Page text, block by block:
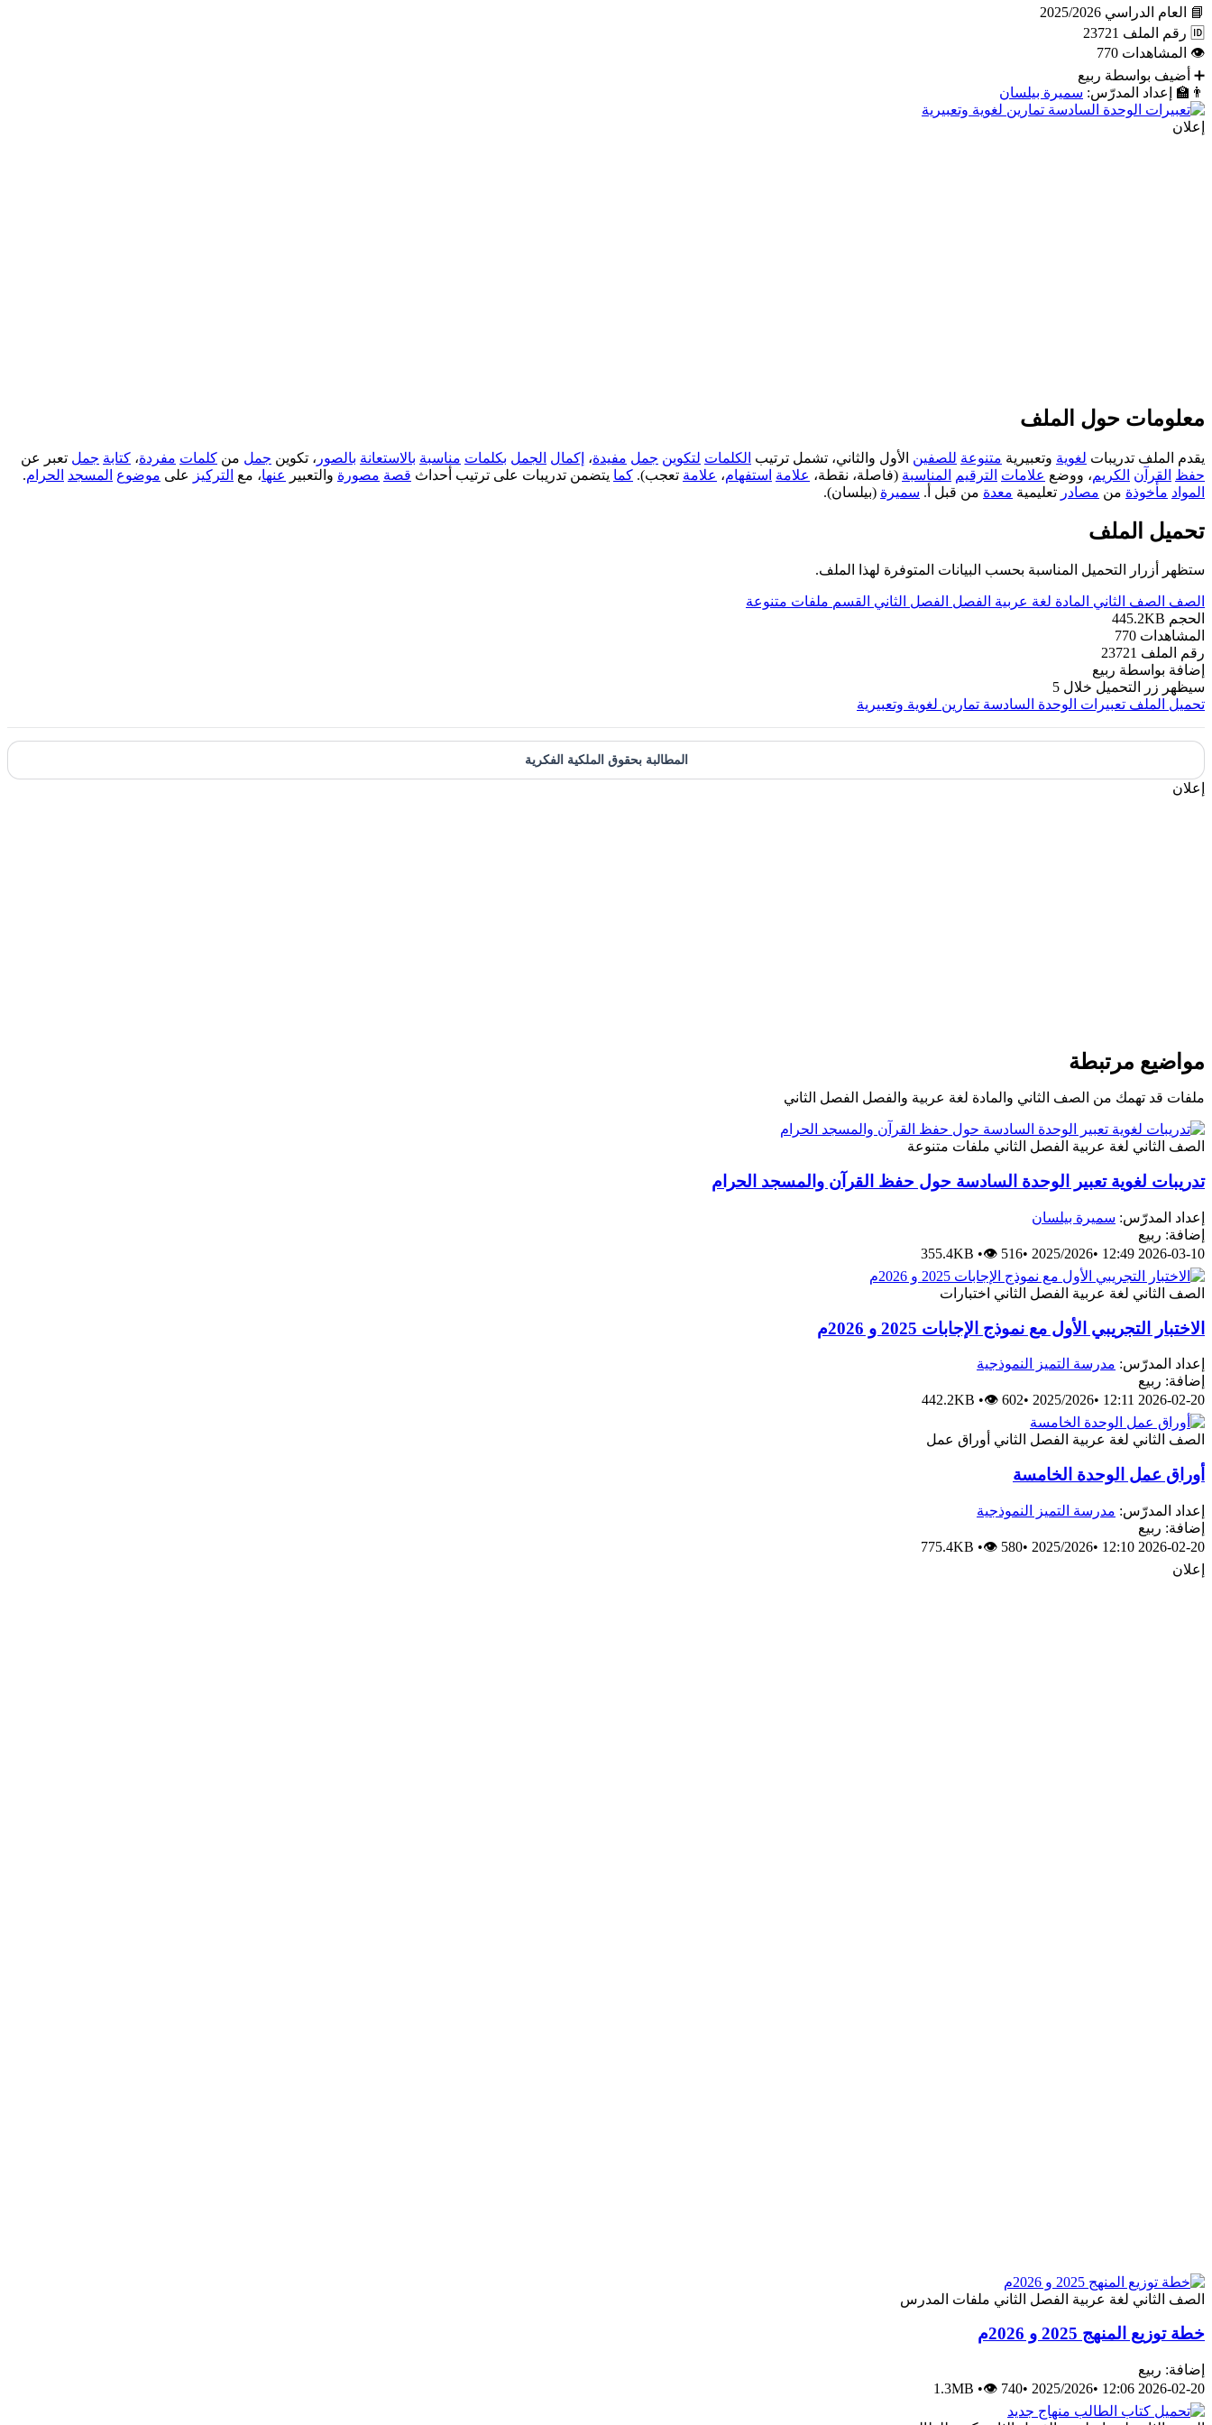
📘 العام الدراسي 2025/2026
🆔 رقم الملف 23721
👁 المشاهدات 770
➕ أضيف بواسطة ربيع
👨‍🏫
إعداد المدرّس: سميرة بيلسان
إعلان
معلومات حول الملف
يقدم الملف تدريبات لغوية وتعبيرية متنوعة للصفين الأول والثاني، تشمل ترتيب الكلمات لتكوين جمل مفيدة، إكمال الجمل بكلمات مناسبة بالاستعانة بالصور ، تكوين جمل من كلمات مفردة، كتابة جمل تعبر عن
حفظ القرآن الكريم، ووضع علامات الترقيم المناسبة (فاصلة، نقطة، علامة استفهام، علامة تعجب). كما يتضمن تدريبات على ترتيب أحداث قصة مصورة والتعبير عنها، مع التركيز على موضوع المسجد الحرام.
المواد مأخوذة من مصادر تعليمية معدة من قبل أ. سميرة (بيلسان).
تحميل الملف
ستظهر أزرار التحميل المناسبة بحسب البيانات المتوفرة لهذا الملف.
الصف الصف الثاني المادة لغة عربية الفصل الفصل الثاني القسم ملفات متنوعة
الحجم 445.2KB
المشاهدات 770
رقم الملف 23721
إضافة بواسطة ربيع
سيظهر زر التحميل خلال 5
تحميل الملف تعبيرات الوحدة السادسة تمارين لغوية وتعبيرية
المطالبة بحقوق الملكية الفكرية
إعلان
مواضيع مرتبطة
ملفات قد تهمك من الصف الثاني والمادة لغة عربية والفصل الفصل الثاني
الصف الثاني لغة عربية الفصل الثاني ملفات متنوعة
تدريبات لغوية تعبير الوحدة السادسة حول حفظ القرآن والمسجد الحرام
إعداد المدرّس: سميرة بيلسان
إضافة: ربيع
2026-03-10 12:49
•
2025/2026
•
355.4KB •👁 516
الصف الثاني لغة عربية الفصل الثاني اختبارات
الاختبار التجريبي الأول مع نموذج الإجابات 2025 و 2026م
إعداد المدرّس: مدرسة التميز النموذجية
إضافة: ربيع
2026-02-20 12:11
•
2025/2026
•
442.2KB •👁 602
الصف الثاني لغة عربية الفصل الثاني أوراق عمل
أوراق عمل الوحدة الخامسة
إعداد المدرّس: مدرسة التميز النموذجية
إضافة: ربيع
2026-02-20 12:10
•
2025/2026
•
775.4KB •👁 580
إعلان
الصف الثاني لغة عربية الفصل الثاني ملفات المدرس
خطة توزيع المنهج 2025 و 2026م
إضافة: ربيع
2026-02-20 12:06
•
2025/2026
•
1.3MB •👁 740